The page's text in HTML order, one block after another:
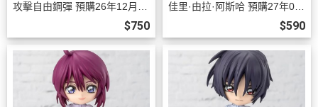
攻擊自由鋼彈 預購26年12月08
$750
佳里·由拉·阿斯哈 預購27年01
$590